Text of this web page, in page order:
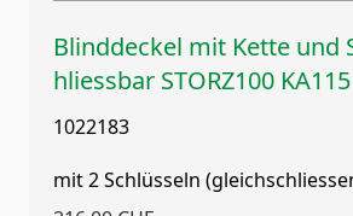
Blinddeckel mit Kette und
hliessbar STORZ100 KA115
1022183
mit 2 Schlüsseln